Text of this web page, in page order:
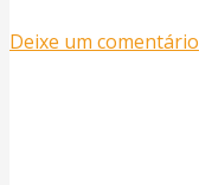
Deixe um comentário